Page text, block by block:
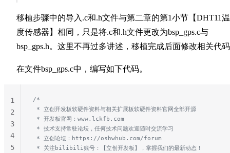
移植步骤中的导入.c和.h文件与第二章的第1小节【DHT11
度传感器】相同，只是将.c和.h文件更改为bsp_gps.c与
bsp_gps.h。这里不再过多讲述，移植完成后面修改相关代
在文件bsp_gps.c中，编写如下代码。
/*
* 立创开发板软硬件资料与相关扩展板软硬件资料官网全部开源
* 开发板官网：www.lckfb.com
* 技术支持常驻论坛，任何技术问题欢迎随时交流学习
* 立创论坛：https://oshwhub.com/forum
* 关注bilibili账号：【立创开发板】，掌握我们的最新动态！
1
2
3
4
5